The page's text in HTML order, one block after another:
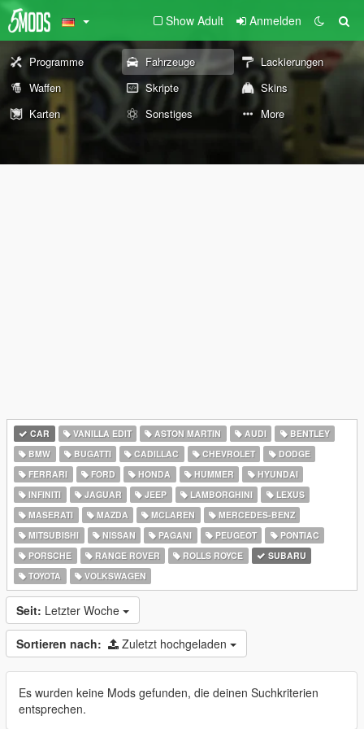
Show Adult Anmelden
Programme Fahrzeuge
Lackierungen
Waffen
Skripte
Skins
Karten
Sonstiges More
CAR VANILLA EDIT ASTON MARTIN AUDI
BENTLEY
BMW
BUGATTI CADILLAC CHEVROLET
DODGE
FERRARI
FORD HONDA HUMMER
HYUNDAI
INFINITI
JAGUAR JEEP LAMBORGHINI
LEXUS
MASERATI
MAZDA MCLAREN
MERCEDES-BENZ
MITSUBISHI
NISSAN PAGANI PEUGEOT
PONTIAC
PORSCHE
RANGE ROVER ROLLS ROYCE
SUBARU
TOYOTA
VOLKSWAGEN
Seit: Letzter Woche
Sortieren nach: Zuletzt hochgeladen
Es wurden keine Mods gefunden, die deinen Suchkriterien
entsprechen.